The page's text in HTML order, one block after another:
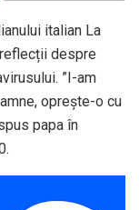
italian La
despre
”I-am
oprește-o cu
papa în